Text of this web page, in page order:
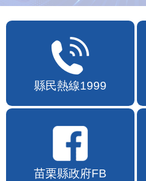
縣民熱線1999
苗栗縣政府FB